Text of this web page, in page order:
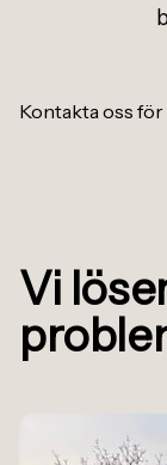
Kontakta oss
Vi